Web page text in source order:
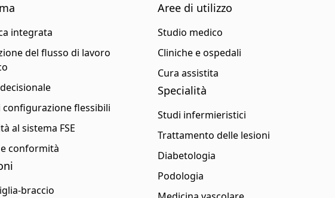
integrata
del flusso di lavoro
configurazione flessibili
al sistema FSE
conformità
braccio
Aree di utilizzo
Studio medico
Cliniche e ospedali
Cura assistita
Specialità
Studi infermieristici
Trattamento delle lesioni
Diabetologia
Podologia